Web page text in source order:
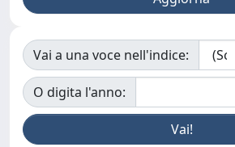
Vai a una voce nell'indice:
O digita l'anno: